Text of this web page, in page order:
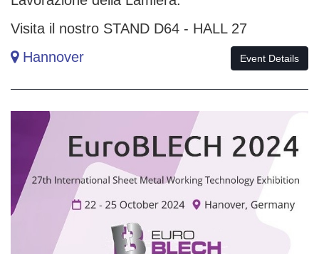
Visita il nostro STAND D64 - HALL 27
Hannover
Event Details